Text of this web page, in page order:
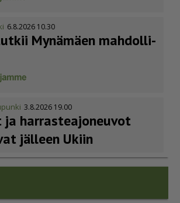
6.8.2026 10.30
Mynämäen mahdol­li­
3.8.2026 19.00
ja harras­te­a­jo­neuvot
jälleen Ukiin